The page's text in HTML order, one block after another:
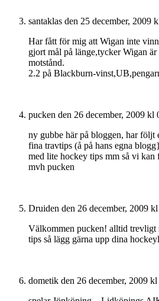
santaklas den 25 december, 2009
Har fått för mig att Wigan inte
gjort mål på länge,tycker Wigan
motstånd.
2.2 på Blackburn-
pucken den 26 december, 2009 kl
ny gubbe här på bloggen, har följt
fina travtips (å på hans egna
med lite hockey tips mm så vi
mvh pucken
Druiden den 26 december, 2009
Välkommen pucken! alltid trevligt
tips så lägg gärna upp dina
dometik den 26 december, 2009